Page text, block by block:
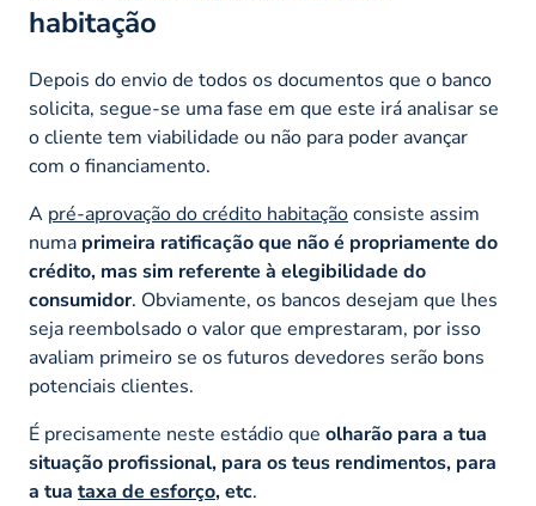
habitação
Depois do envio de todos os documentos que o banco
solicita, segue-se uma fase em que este irá analisar se
o cliente tem viabilidade ou não para poder avançar
com o financiamento.
A pré-aprovação do crédito habitaçãoconsiste assim
numa primeira ratificação que não é propriamente do
crédito, mas sim referente à elegibilidade do
consumidor. Obviamente, os bancos desejam que lhes
seja reembolsado o valor que emprestaram, por isso
avaliam primeiro se os futuros devedores serão bons
potenciais clientes.
É precisamente neste estádio que olharão para a tua
situação profissional, para os teus rendimentos, para
a tua taxa de esforço, etc.